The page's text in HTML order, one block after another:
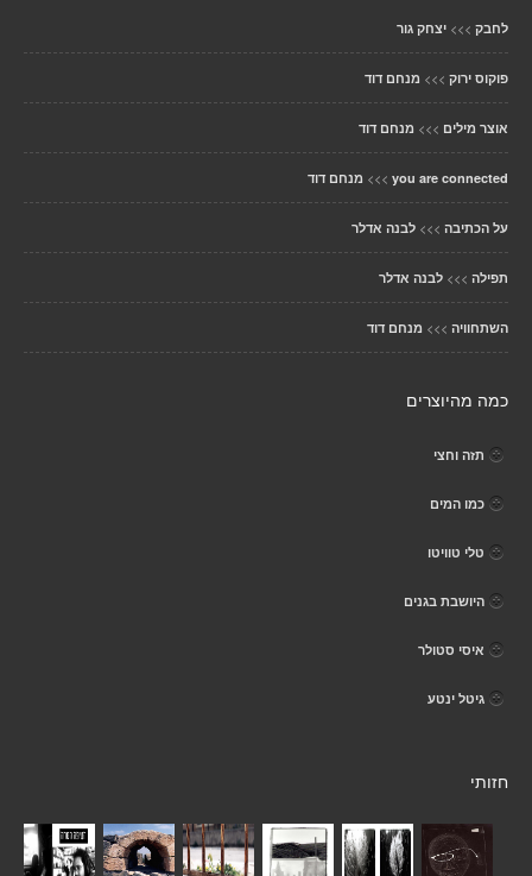
לחבק >>> יצחק גור
פוקוס ירוק >>> מנחם דוד
אוצר מילים >>> מנחם דוד
you are connected
>>> מנחם דוד
על הכתיבה >>> לבנה אדלר
תפילה >>> לבנה אדלר
השתחוויה >>> מנחם דוד
כמה מהיוצרים
תזה וחצי
כמו המים
טלי טוויטו
היושבת בגנים
איסי סטולר
גיטל ינטע
חזותי